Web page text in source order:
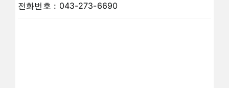
전화번호 : 043-273-6690